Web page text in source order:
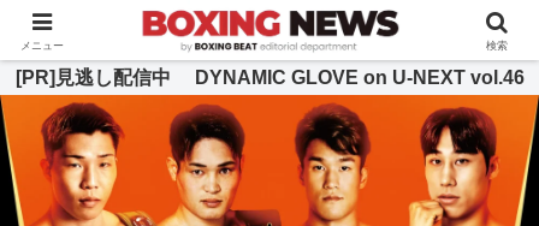
BOXING BEAT [ボクシング・ビート] 公式サイト
[PR]見逃し配信中 DYNAMIC GLOVE on U-NEXT vol.46
メニュー 検索